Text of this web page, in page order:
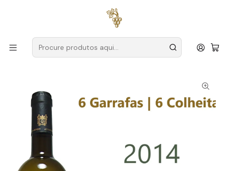
para encomendas a partir de
Produtores Vinho Verde
Quinta de Alderiz
Quinta de Alderiz - 6 Garrafas 6 Colheitas